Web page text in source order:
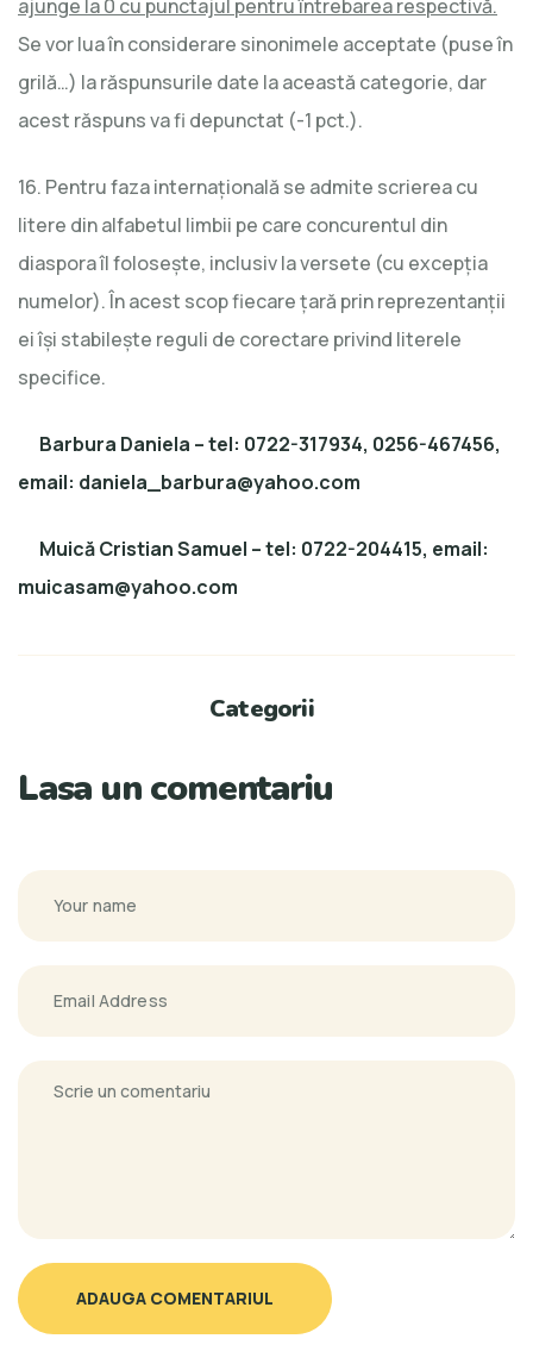
ajunge la 0 cu punctajul pentru întrebarea respectivă.
Se vor lua în considerare sinonimele acceptate (puse în
grilă…) la răspunsurile date la această categorie, dar
acest răspuns va fi depunctat (-1 pct.).
16. Pentru faza internațională se admite scrierea cu
litere din alfabetul limbii pe care concurentul din
diaspora îl folosește, inclusiv la versete (cu excepția
numelor). În acest scop fiecare țară prin reprezentanții
ei își stabilește reguli de corectare privind literele
specifice.
Barbura Daniela – tel: 0722-317934, 0256-467456,
email: daniela_barbura@yahoo.com
Muică Cristian Samuel – tel: 0722-204415, email:
muicasam@yahoo.com
Categorii
Lasa un comentariu
ADAUGA COMENTARIUL